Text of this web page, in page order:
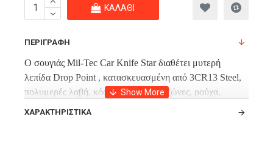
ΚΑΛΆΘΙ
ΠΕΡΙΓΡΑΦΉ
O σουγιάς Mil-Tec Car Knife Star διαθέτει μυτερή
λεπίδα Drop Point , κατασκευασμένη από 3CR13 Steel,
πολυμερές λαβή, κόφτη για ιμάντες, ζώνες, ρούχα,
ΧΑΡΑΚΤΗΡΙΣΤΙΚΆ